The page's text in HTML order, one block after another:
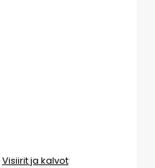
Visiirit ja kalvot